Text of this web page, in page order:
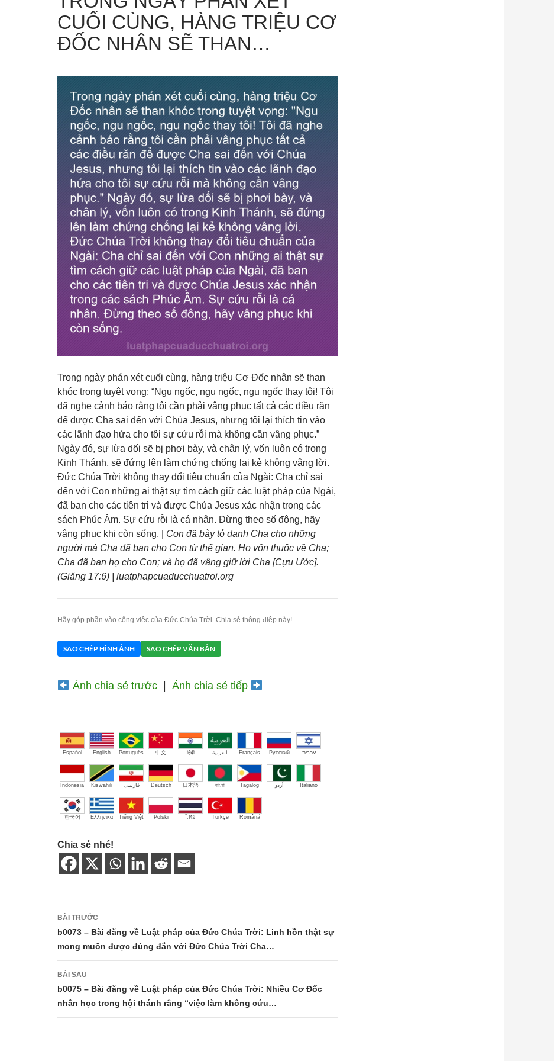
CUỐI CÙNG, HÀNG TRIỆU CƠ
ĐỐC NHÂN SẼ THAN…
Trong ngày phán xét cuối cùng, hàng triệu Cơ Đốc nhân sẽ than
khóc trong tuyệt vọng: “Ngu ngốc, ngu ngốc, ngu ngốc thay tôi! Tôi
đã nghe cảnh báo rằng tôi cần phải vâng phục tất cả các điều răn
để được Cha sai đến với Chúa Jesus, nhưng tôi lại thích tin vào
các lãnh đạo hứa cho tôi sự cứu rỗi mà không cần vâng phục.”
Ngày đó, sự lừa dối sẽ bị phơi bày, và chân lý, vốn luôn có trong
Kinh Thánh, sẽ đứng lên làm chứng chống lại kẻ không vâng lời.
Đức Chúa Trời không thay đổi tiêu chuẩn của Ngài: Cha chỉ sai
đến với Con những ai thật sự tìm cách giữ các luật pháp của Ngài,
đã ban cho các tiên tri và được Chúa Jesus xác nhận trong các
sách Phúc Âm. Sự cứu rỗi là cá nhân. Đừng theo số đông, hãy
vâng phục khi còn sống. | Con đã bày tỏ danh Cha cho những
người mà Cha đã ban cho Con từ thế gian. Họ vốn thuộc về Cha;
Cha đã ban họ cho Con; và họ đã vâng giữ lời Cha [Cựu Ước].
(Giăng 17:6) | luatphapcuaducchuatroi.org
Hãy góp phần vào công việc của Đức Chúa Trời. Chia sẻ thông điệp này!
SAO CHÉP HÌNH ẢNH SAO CHÉP VĂN BẢN
Ảnh chia sẻ trước| Ảnh chia sẻ tiếp
Español English Português 中文 हिंदी العربية Français Русский עברית
Indonesia Kiswahili فارسی Deutsch 日本語 বাংলা Tagalog اُردو Italiano
한국어 Ελληνικά Tiếng Việt Polski ไทย Türkçe Română
Chia sẻ nhé!
Điều
hướng
bài
viết
BÀI TRƯỚC
b0073 – Bài đăng về Luật pháp của Đức Chúa Trời: Linh hồn thật sự
mong muốn được đúng đắn với Đức Chúa Trời Cha…
BÀI SAU
b0075 – Bài đăng về Luật pháp của Đức Chúa Trời: Nhiều Cơ Đốc
nhân học trong hội thánh rằng “việc làm không cứu…